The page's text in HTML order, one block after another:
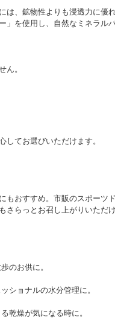
は、鉱物性よりも浸透力に優
を使用し、自然なミネラル
ん。
してお選びいただけます。
もおすすめ。市販のスポーツ
らっとお召し上がりいただけ
のお供に。
ショナルの水分管理に。
乾燥が気になる時に。